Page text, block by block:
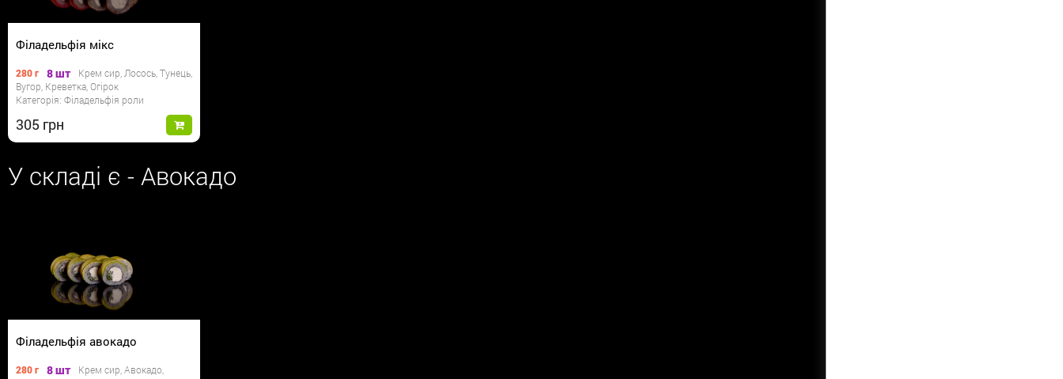
Філадельфія мікс
280 г 8 шт
Крем сир, Лосось, Тунець,
Вугор, Креветка, Огірок
Категорія: Філадельфія роли
305
У складі є - Авокадо
Філадельфія авокадо
280 г 8 шт
Крем сир, Авокадо,